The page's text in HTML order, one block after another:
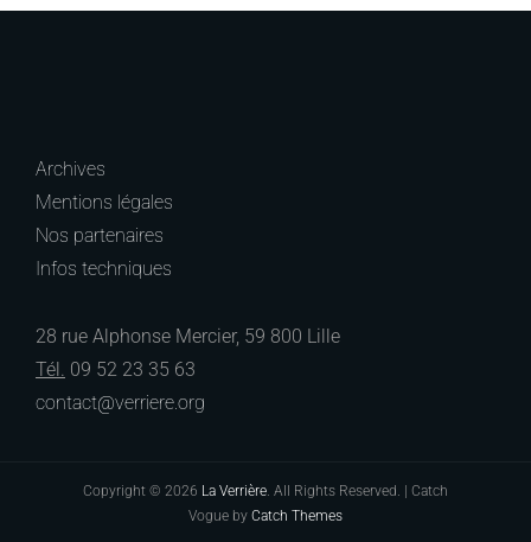
Archives
Mentions légales
Nos partenaires
Infos techniques
28 rue Alphonse Mercier, 59 800 Lille
Tél. 09 52 23 35 63
contact@verriere.org
Copyright © 2026 La Verrière. All Rights Reserved. | Catch
Vogue by Catch Themes